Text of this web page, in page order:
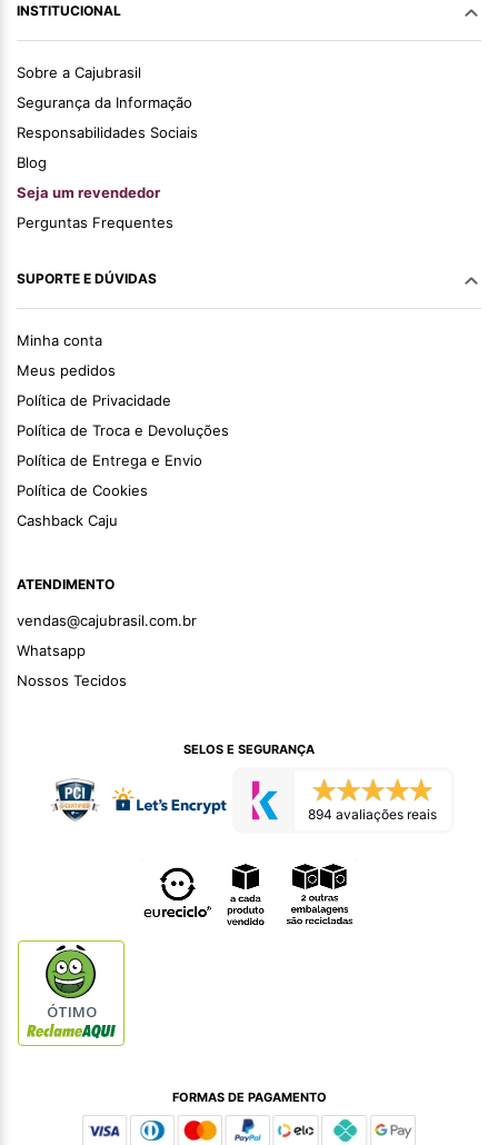
INSTITUCIONAL
Sobre a Cajubrasil
Segurança da Informação
Responsabilidades Sociais
Blog
Seja um revendedor
Perguntas Frequentes
SUPORTE E DÚVIDAS
Minha conta
Meus pedidos
Política de Privacidade
Política de Troca e Devoluções
Política de Entrega e Envio
Política de Cookies
Cashback Caju
ATENDIMENTO
vendas@cajubrasil.com.br
Whatsapp
Nossos Tecidos
SELOS E SEGURANÇA
894 avaliações reais
ÓTIMO
FORMAS DE PAGAMENTO